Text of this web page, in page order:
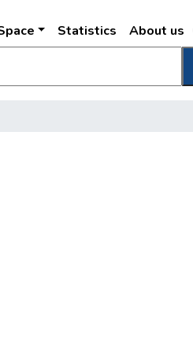
Statistics About us